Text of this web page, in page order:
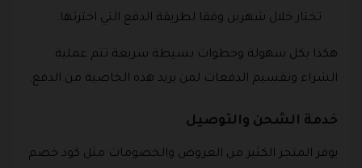
تختار خلال شهرين وفقا لطريقة الدفع التي اخترتها.
هكذا بكل سهولة وخطوات بسيطة سريعة تتم عملية
الشراء وتقسيم الدفعات لمن يريد هذه الخاصية من الدفع.
خدمة الشحن والتوصيل
يوفر المتجر الكثير من العروض والخصومات مثل كود خصم